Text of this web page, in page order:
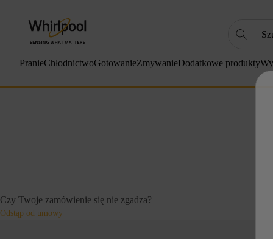
PranieChłodnictwoGotowanieZmywanieDodatkowe produkty
Czy Twoje zamówienie się nie zgadza?
Odstąp od umowy
.